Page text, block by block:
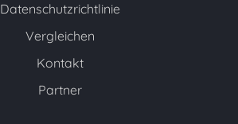
Datenschutzrichtlinie
Vergleichen
Kontakt
Partner